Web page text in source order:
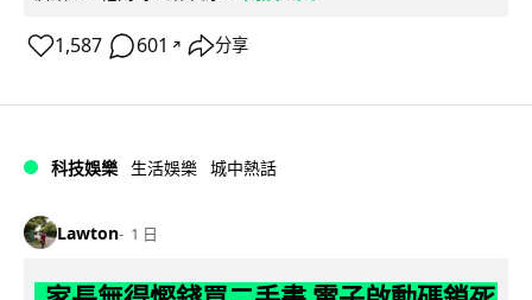
1,587 601 ↗ 分享
科技娛樂 生活娛樂 城中熱話
Lawton 1 日